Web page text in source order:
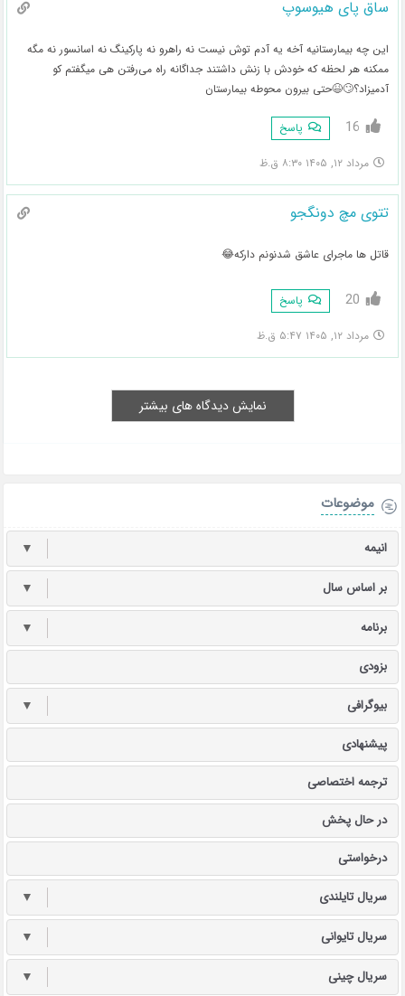
ساق پای هیوسوپ
این چه بیمارستانیه آخه یه آدم توش نیست نه راهرو نه پارکینگ نه اسانسور نه مگه
ممکنه هر لحظه که خودش با زنش داشتند جداگانه راه می‌رفتن هی میگفتم کو
آدمیزاد؟🙄😆حتی بیرون محوطه بیمارستان
16 پاسخ
مرداد ۱۲, ۱۴۰۵ ۸:۳۰ ق.ظ
تتوی مچ دونگجو
قاتل ها ماجرای عاشق شدنونم دارکه😂
20 پاسخ
مرداد ۱۲, ۱۴۰۵ ۵:۴۷ ق.ظ
نمایش دیدگاه های بیشتر
موضوعات
انیمه ▼
بر اساس سال ▼
برنامه ▼
بزودی
بیوگرافی ▼
پیشنهادی
ترجمه اختصاصی
در حال پخش
درخواستی
سریال تایلندی ▼
سریال تایوانی ▼
سریال چینی ▼